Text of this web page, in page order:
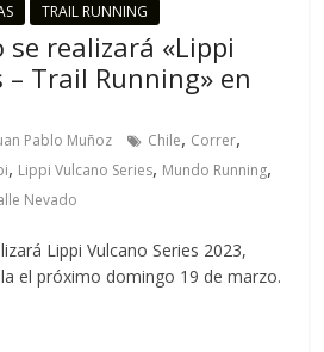
TRAIL RUNNING
se realizará «Lippi
– Trail Running» en
Pablo Muñoz Chile, Correr,
, Lippi Vulcano Series, Mundo Running,
Nevado
Lippi Vulcano Series 2023,
el próximo domingo 19 de marzo.